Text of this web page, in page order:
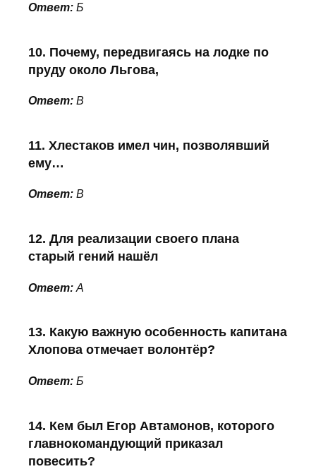
Ответ: Б
10. Почему, передвигаясь на лодке по
пруду около Льгова,
Ответ: В
11. Хлестаков имел чин, позволявший
ему…
Ответ: В
12. Для реализации своего плана
старый гений нашёл
Ответ: А
13. Какую важную особенность капитана
Хлопова отмечает волонтёр?
Ответ: Б
14. Кем был Егор Автамонов, которого
главнокомандующий приказал
повесить?